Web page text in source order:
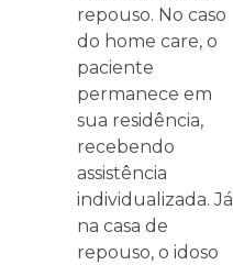
repouso. No caso
do home care, o
paciente
permanece em
sua residência,
recebendo
assistência
individualizada. Já
na casa de
repouso, o idoso